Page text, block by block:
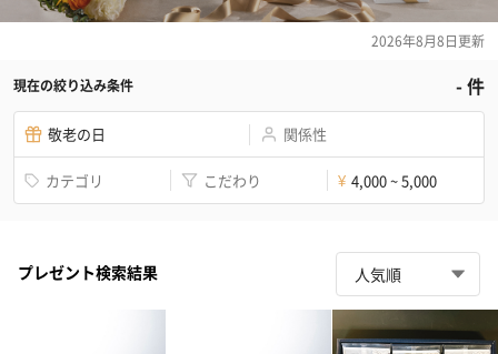
2026年8月8日更新
現在の絞り込み条件 -件
敬老の日 関係性
カテゴリ こだわり ¥ 4,000 ~ 5,000
プレゼント検索結果